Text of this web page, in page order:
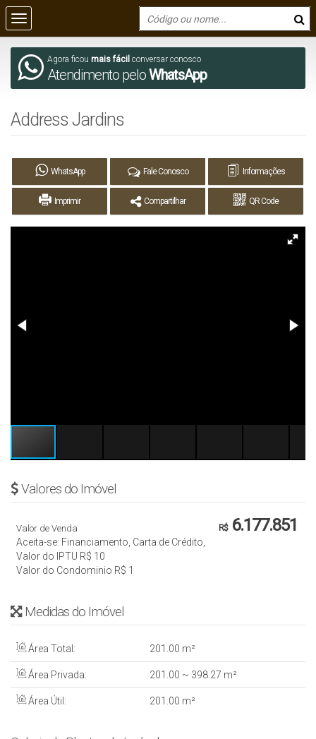
Agora ficou mais fácil conversar conosco
Atendimento peloWhatsApp
Address Jardins
WhatsApp Fale Conosco Informações
Imprimir Compartilhar QR Code
Valores do Imóvel
R$6.177.851
Valor de Venda
Aceita-se: Financiamento, Carta de Crédito,
Valor do IPTU R$ 10
Valor do Condominio R$ 1
Medidas do Imóvel
Área Total: 201 .00 m²
Área Privada: 201 .00 ~ 398.27 m²
Área Útil: 201 .00 m²